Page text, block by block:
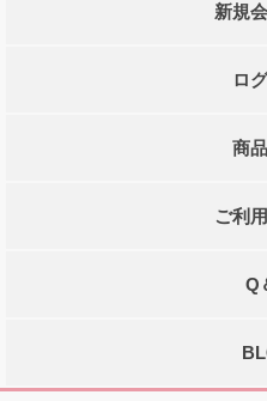
新規
ロ
商
ご利
Q